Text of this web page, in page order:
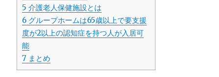
5 介護老人保健施設とは
6 グループホームは65歳以上で要支援
度が2以上の認知症を持つ人が入居可
能
7 まとめ